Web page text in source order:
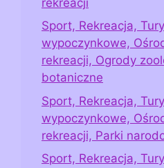
Sport, Rekreacja,
wypoczynkowe,
rekreacji, Ogrody
botaniczne
Sport, Rekreacja,
wypoczynkowe,
rekreacji, Parki
Sport, Rekreacja,